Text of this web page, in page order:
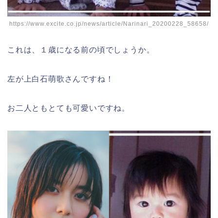
https://www.excite.co.jp/news/article/Narinari_20200228_58658/
これは、１歳になる前の頃でしょうか。
左が上白石萌歌さんですね！
お二人ともとても可愛いですね。